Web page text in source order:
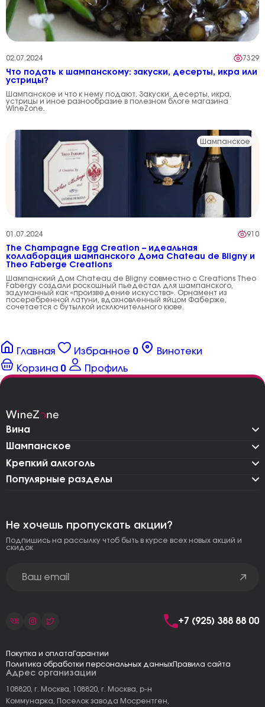
02.07.2024 7329
Что подать к шампанскому: закуски, десерты, икра или
устрицы?
Шампанское и что к нему подают. Закуски, десерты, икра,
устрицы и иное разнообразие в полезном блоге магазина
WineZone.
Шампанское
01.07.2024 910
The Champagne Egg Creation – идеальная
коллаборация шампанского Дома Chateau de Bligny и
Theo Faberge Creations
Шампанский Дом Chateau de Bligny совместно с Creations Theo
Fabergу создали роскошный пьедестал для шампанского,
задуманный как «произведение искусства». Орнамент из
посеребренной латуни, вдохновленный яйцом Фаберже,
сочетается с бутылкой исключительного кюве.
Главная Избранное 0
Винотеки
Корзина 0 Профиль
Вина
Шампанское
Крепкий алкоголь
Популярные разделы
Адрес организации
108820, г. Москва, 108820, г. Москва, р-н
Коммунарка, Поселок завода Мосрентген,
Не хочешь пропускать акции?
Подпишись на рассылку чтоб быть в курсе всех новых акций и
скидок
+7 (925) 388 88 00
Покупка и оплата Гарантии
Политика обработки персональных данныхПравила сайта